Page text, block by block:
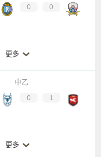
0 :
0
更多
中乙
0 :
1
更多